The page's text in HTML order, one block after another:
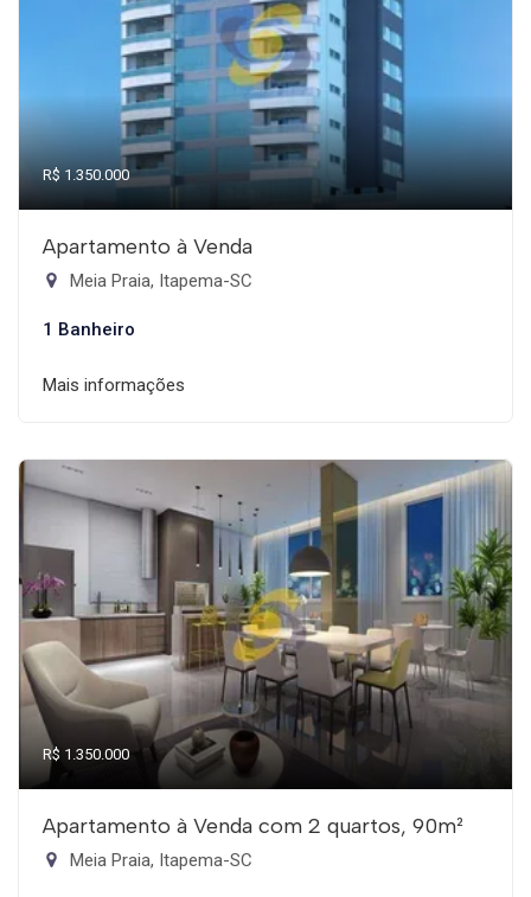
R$ 1.350.000
Apartamento à Venda
Meia Praia, Itapema-SC
1 Banheiro
Mais informações
R$ 1.350.000
Apartamento à Venda com 2 quartos, 90m²
Meia Praia, Itapema-SC